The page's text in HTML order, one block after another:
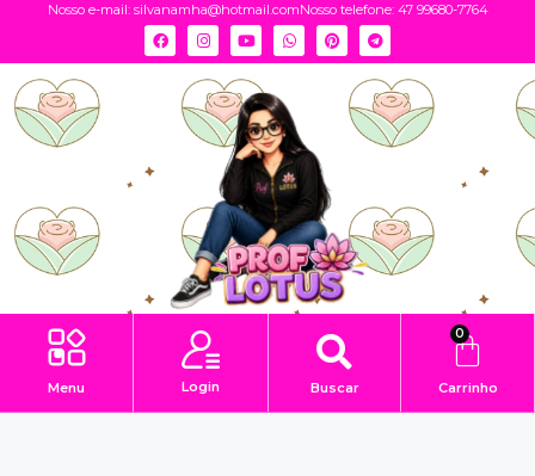
Nosso e-mail: silvanamha@hotmail.comNosso telefone: 47 99680-7764
Menu Login Buscar
0
Carrinho